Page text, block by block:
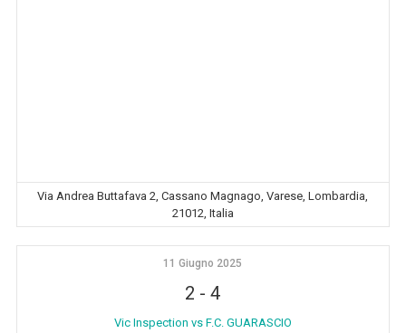
Via Andrea Buttafava 2, Cassano Magnago, Varese, Lombardia,
21012, Italia
11 Giugno 2025
2 -4
Vic Inspection vs F.C. GUARASCIO